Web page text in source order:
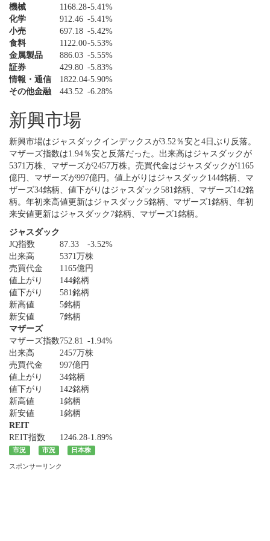
機械 1168.28-5.41%
化学
912.46 -5.41%
小売
697.18 -5.42%
食料
1122.00-5.53%
金属製品
886.03 -5.55%
証券
429.80 -5.83%
情報・通信
1822.04-5.90%
その他金融
443.52 -6.28%
新興市場
新興市場はジャスダックインデックスが3.52％安と4日ぶり反落。
マザーズ指数は1.94％安と反落だった。出来高はジャスダックが
5371万株、マザーズが2457万株。売買代金はジャスダックが1165
億円、マザーズが997億円。値上がりはジャスダック144銘柄、マ
ザーズ34銘柄、値下がりはジャスダック581銘柄、マザーズ142銘
柄。年初来高値更新はジャスダック5銘柄、マザーズ1銘柄、年初
来安値更新はジャスダック7銘柄、マザーズ1銘柄。
ジャスダック
JQ指数
87.33
-3.52%
出来高
5371万株
売買代金
1165億円
値上がり
144銘柄
値下がり
581銘柄
新高値
5銘柄
新安値
7銘柄
マザーズ
マザーズ指数752.81 -1.94%
出来高
2457万株
売買代金
997億円
値上がり
34銘柄
値下がり
142銘柄
新高値
1銘柄
新安値
1銘柄
REIT
REIT指数
1246.28-1.89%
市況 市況 日本株
スポンサーリンク